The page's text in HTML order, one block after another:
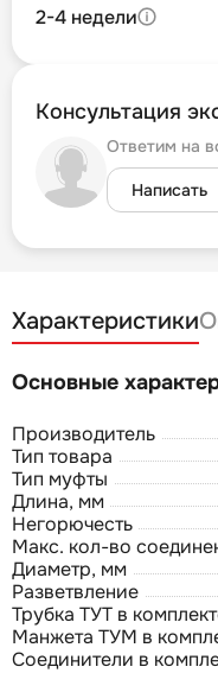
2-4 недели
Консультация
Ответим на
Написать
Характеристики
Основные
Производитель
Тип товара
Тип муфты
Длина, мм
Негорючесть
Макс. кол-во
Диаметр, мм
Разветвление
Трубка ТУТ в
Манжета ТУМ в
Соединители в